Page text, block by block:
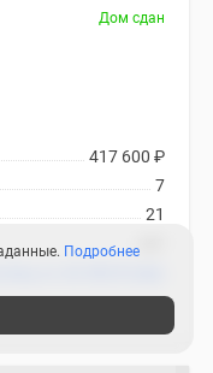
Дом сдан
417 600 ₽
7
21
Подробнее